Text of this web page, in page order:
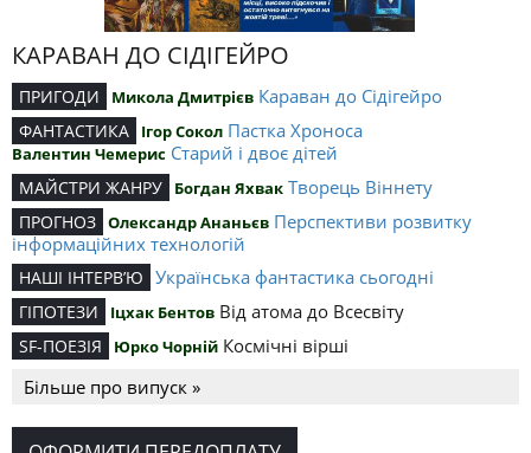
КАРАВАН ДО СІДІГЕЙРО
ПРИГОДИ Микола Дмитрієв Караван до Сідігейро
ФАНТАСТИКА Ігор Сокол Пастка Хроноса
Валентин Чемерис Старий і двоє дітей
МАЙСТРИ ЖАНРУ Богдан Яхвак Творець Віннету
ПРОГНОЗ Олександр Ананьєв Перспективи розвитку
інформаційних технологій
НАШІ ІНТЕРВ’Ю Українська фантастика сьогодні
ГІПОТЕЗИ Іцхак Бентов Від атома до Всесвіту
SF-ПОЕЗІЯ Юрко Чорній Космічні вірші
Більше про випуск »